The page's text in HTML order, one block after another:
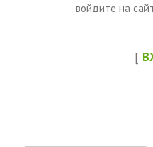
войдите на
[